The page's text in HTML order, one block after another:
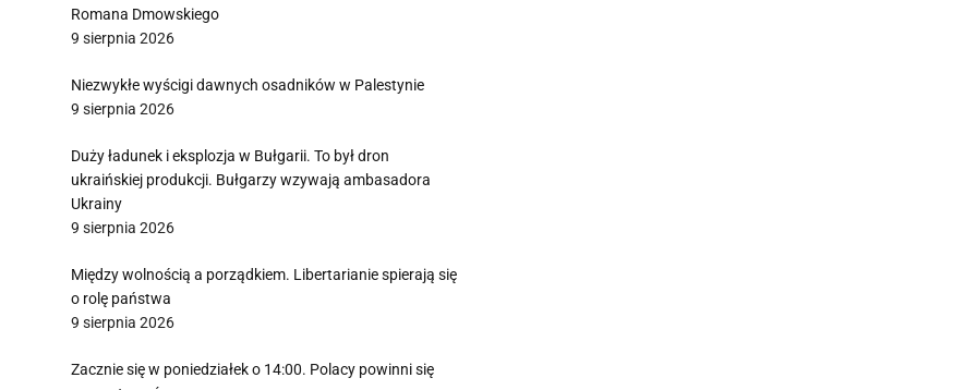
Romana Dmowskiego
9 sierpnia 2026
Niezwykłe wyścigi dawnych osadników w Palestynie
9 sierpnia 2026
Duży ładunek i eksplozja w Bułgarii. To był dron
ukraińskiej produkcji. Bułgarzy wzywają ambasadora
Ukrainy
9 sierpnia 2026
Między wolnością a porządkiem. Libertarianie spierają się
o rolę państwa
9 sierpnia 2026
Zacznie się w poniedziałek o 14:00. Polacy powinni się